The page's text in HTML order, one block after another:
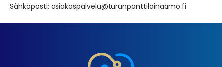
Sähköposti: asiakaspalvelu@turunpanttilainaamo.fi